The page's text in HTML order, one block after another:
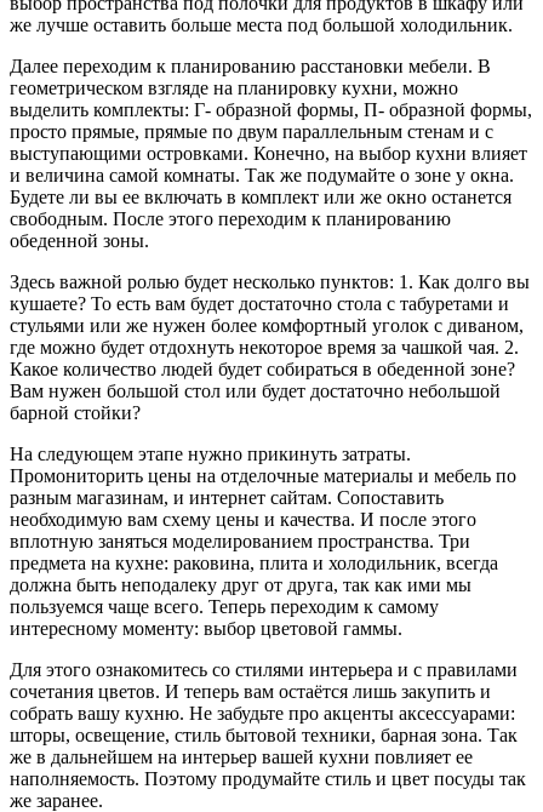
же лучше оставить больше места под большой холодильник.
Далее переходим к планированию расстановки мебели. В
геометрическом взгляде на планировку кухни, можно
выделить комплекты: Г- образной формы, П- образной формы,
просто прямые, прямые по двум параллельным стенам и с
выступающими островками. Конечно, на выбор кухни влияет
и величина самой комнаты. Так же подумайте о зоне у окна.
Будете ли вы ее включать в комплект или же окно останется
свободным. После этого переходим к планированию
обеденной зоны.
Здесь важной ролью будет несколько пунктов: 1. Как долго вы
кушаете? То есть вам будет достаточно стола с табуретами и
стульями или же нужен более комфортный уголок с диваном,
где можно будет отдохнуть некоторое время за чашкой чая. 2.
Какое количество людей будет собираться в обеденной зоне?
Вам нужен большой стол или будет достаточно небольшой
барной стойки?
На следующем этапе нужно прикинуть затраты.
Промониторить цены на отделочные материалы и мебель по
разным магазинам, и интернет сайтам. Сопоставить
необходимую вам схему цены и качества. И после этого
вплотную заняться моделированием пространства. Три
предмета на кухне: раковина, плита и холодильник, всегда
должна быть неподалеку друг от друга, так как ими мы
пользуемся чаще всего. Теперь переходим к самому
интересному моменту: выбор цветовой гаммы.
Для этого ознакомитесь со стилями интерьера и с правилами
сочетания цветов. И теперь вам остаётся лишь закупить и
собрать вашу кухню. Не забудьте про акценты аксессуарами:
шторы, освещение, стиль бытовой техники, барная зона. Так
же в дальнейшем на интерьер вашей кухни повлияет ее
наполняемость. Поэтому продумайте стиль и цвет посуды так
же заранее.